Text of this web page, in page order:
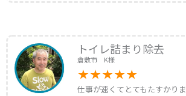
トイレ詰まり除去
倉敷市 K様
仕事が速くてとてもたすかり